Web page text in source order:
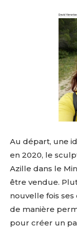
Au départ, une
en 2020, le
Azille dans le
être vendue.
nouvelle fois
de manière
pour créer un